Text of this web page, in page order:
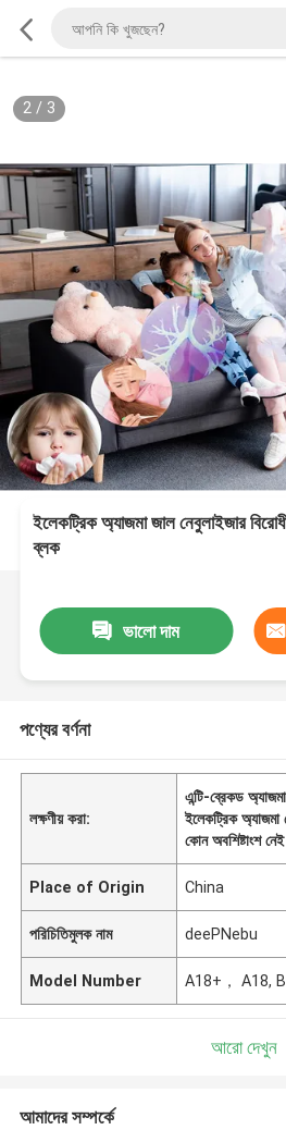
2/ 3
ইলেকট্রিক অ্যাজমা জাল নেবুলাইজার
ব্লক
ভালো দাম
পণ্যের বর্ণনা
লক্ষণীয় করা:
এন্টি-ব্রেকড
ইলেকট্রিক অ্যাজমা
কোন অবশিষ্টাংশ
Place of Origin China
পরিচিতিমুলক নাম deePNebu
Model Number A18+， A18,
আরো দেখুন
আমাদের সম্পর্কে